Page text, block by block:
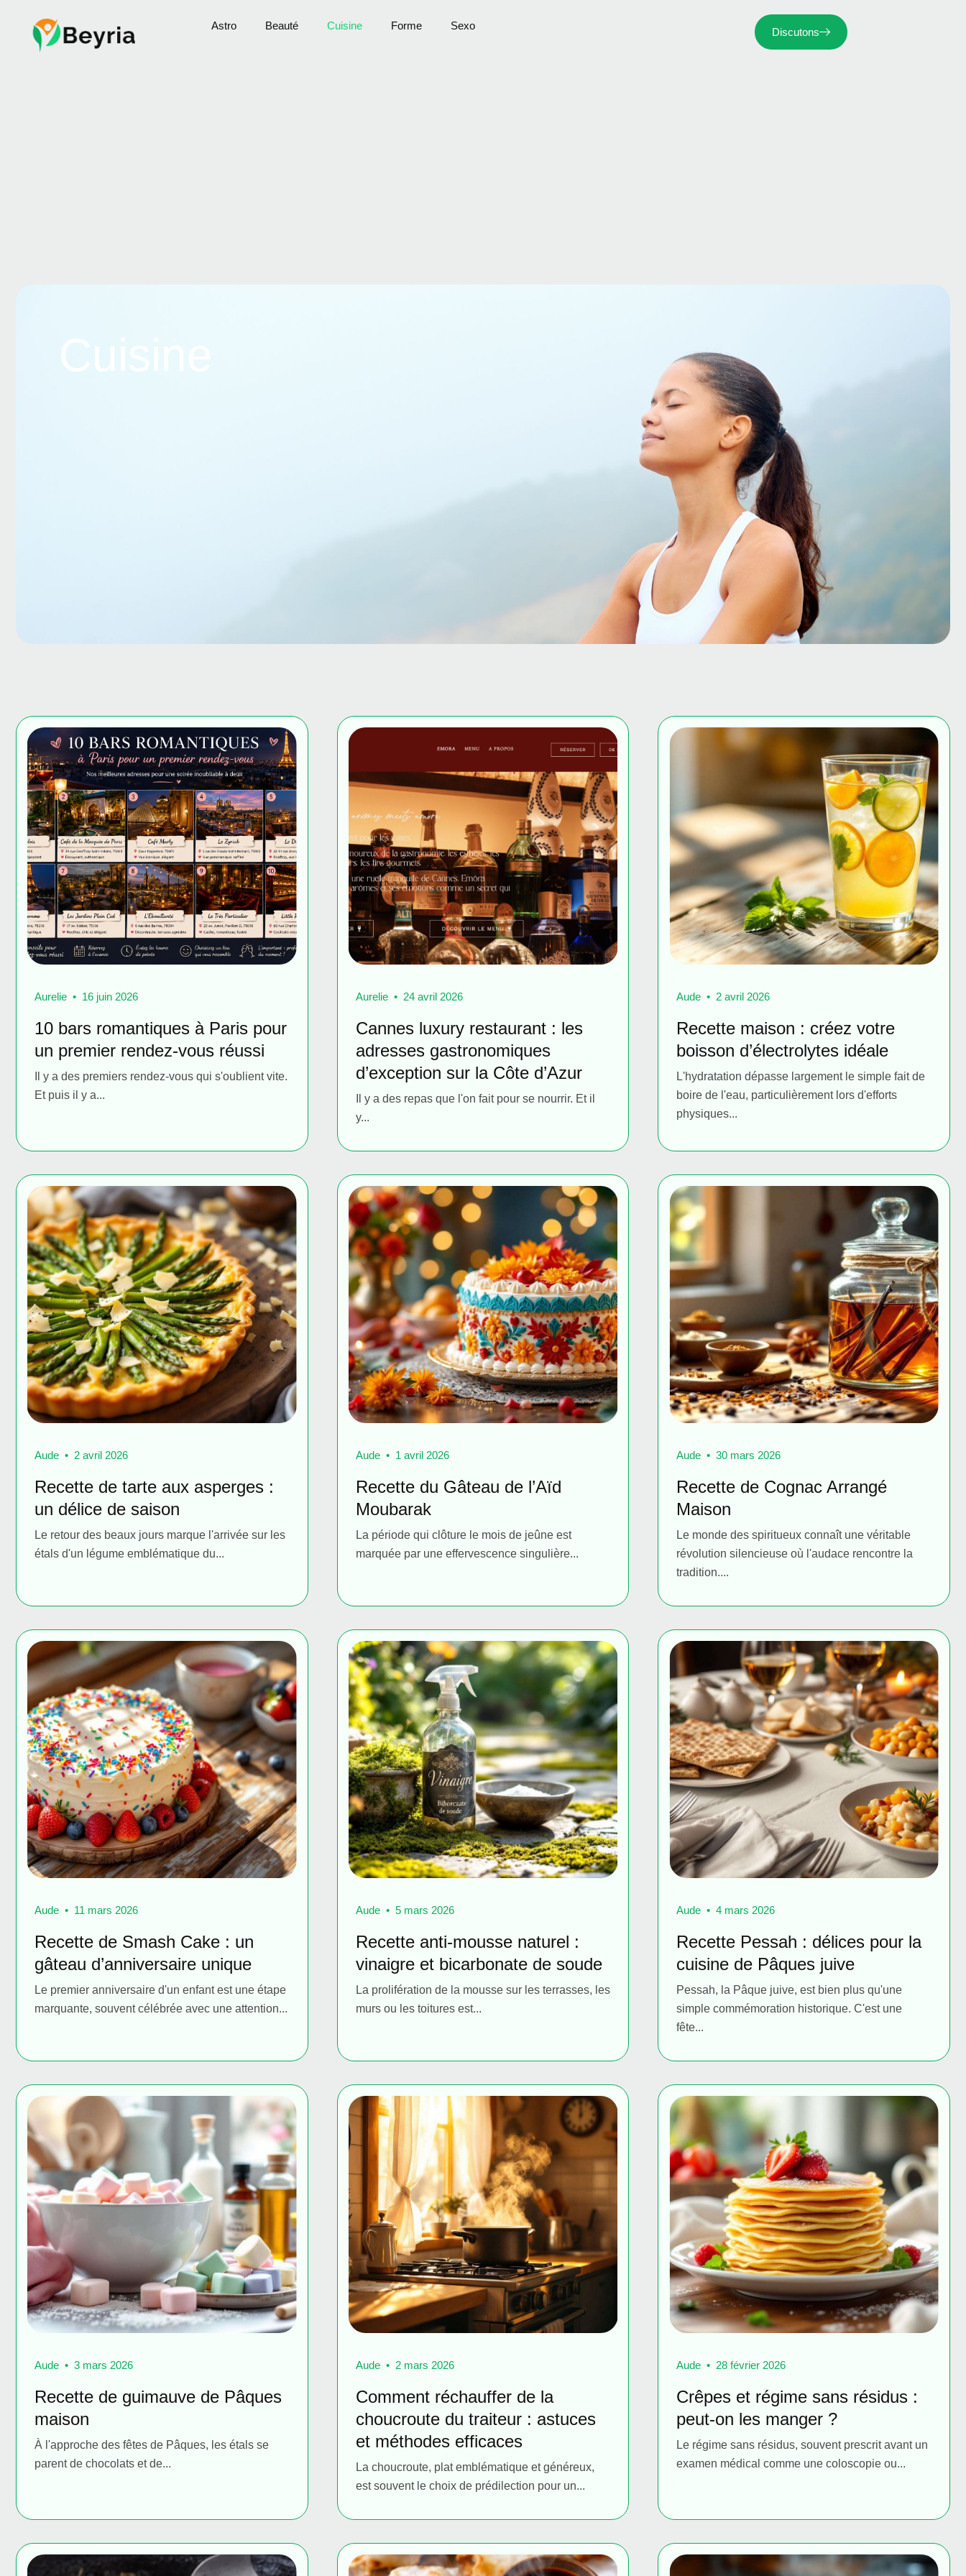
Astro Beauté Cuisine Forme Sexo
Discutons
Cuisine
Aurelie 16 juin 2026
10 bars romantiques à Paris pour
un premier rendez-vous réussi
Il y a des premiers rendez-vous qui s'oublient vite.
Et puis il y a...
Aurelie 24 avril 2026
Cannes luxury restaurant : les
adresses gastronomiques
d’exception sur la Côte d’Azur
Il y a des repas que l'on fait pour se nourrir. Et il
y...
Aude 2 avril 2026
Recette maison : créez votre
boisson d’électrolytes idéale
L'hydratation dépasse largement le simple fait de
boire de l'eau, particulièrement lors d'efforts
physiques...
Aude 2 avril 2026
Recette de tarte aux asperges :
un délice de saison
Le retour des beaux jours marque l'arrivée sur les
étals d'un légume emblématique du...
Aude 1 avril 2026
Recette du Gâteau de l’Aïd
Moubarak
La période qui clôture le mois de jeûne est
marquée par une effervescence singulière...
Aude 30 mars 2026
Recette de Cognac Arrangé
Maison
Le monde des spiritueux connaît une véritable
révolution silencieuse où l'audace rencontre la
tradition....
Aude 11 mars 2026
Recette de Smash Cake : un
gâteau d’anniversaire unique
Le premier anniversaire d'un enfant est une étape
marquante, souvent célébrée avec une attention...
Aude 5 mars 2026
Recette anti-mousse naturel :
vinaigre et bicarbonate de soude
La prolifération de la mousse sur les terrasses, les
murs ou les toitures est...
Aude 4 mars 2026
Recette Pessah : délices pour la
cuisine de Pâques juive
Pessah, la Pâque juive, est bien plus qu'une
simple commémoration historique. C'est une
fête...
Aude 3 mars 2026
Recette de guimauve de Pâques
maison
À l'approche des fêtes de Pâques, les étals se
parent de chocolats et de...
Aude 2 mars 2026
Comment réchauffer de la
choucroute du traiteur : astuces
et méthodes efficaces
La choucroute, plat emblématique et généreux,
est souvent le choix de prédilection pour un...
Aude 28 février 2026
Crêpes et régime sans résidus :
peut-on les manger ?
Le régime sans résidus, souvent prescrit avant un
examen médical comme une coloscopie ou...